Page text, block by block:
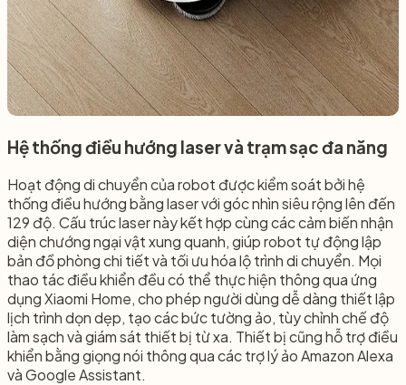
Hệ thống điều hướng laser và trạm sạc đa năng​
Hoạt động di chuyển của robot được kiểm soát bởi hệ
thống điều hướng bằng laser với góc nhìn siêu rộng lên đến
129 độ. Cấu trúc laser này kết hợp cùng các cảm biến nhận
diện chướng ngại vật xung quanh, giúp robot tự động lập
bản đồ phòng chi tiết và tối ưu hóa lộ trình di chuyển. Mọi
thao tác điều khiển đều có thể thực hiện thông qua ứng
dụng Xiaomi Home, cho phép người dùng dễ dàng thiết lập
lịch trình dọn dẹp, tạo các bức tường ảo, tùy chỉnh chế độ
làm sạch và giám sát thiết bị từ xa. Thiết bị cũng hỗ trợ điều
khiển bằng giọng nói thông qua các trợ lý ảo Amazon Alexa
và Google Assistant.